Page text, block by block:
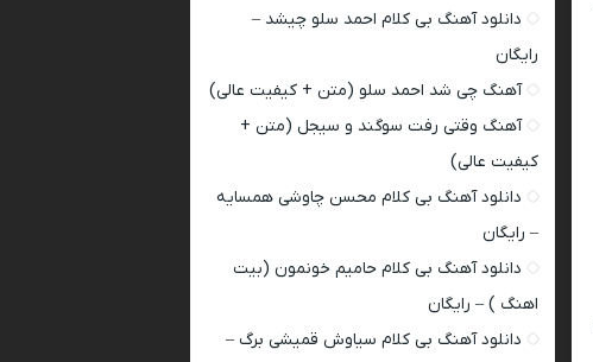
دانلود آهنگ بی کلام احمد سلو چیشد –
رایگان
آهنگ چی شد احمد سلو (متن + کیفیت عالی)
آهنگ وقتی رفت سوگند و سیجل (متن +
کیفیت عالی)
دانلود آهنگ بی کلام محسن چاوشی همسایه
– رایگان
دانلود آهنگ بی کلام حامیم خونمون (بیت
اهنگ ) – رایگان
دانلود آهنگ بی کلام سیاوش قمیشی برگ –